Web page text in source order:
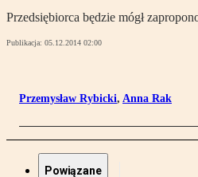
Przedsiębiorca będzie mógł
Publikacja: 05.12.2014 02:00
Przemysław Rybicki, Anna Rak
Powiązane